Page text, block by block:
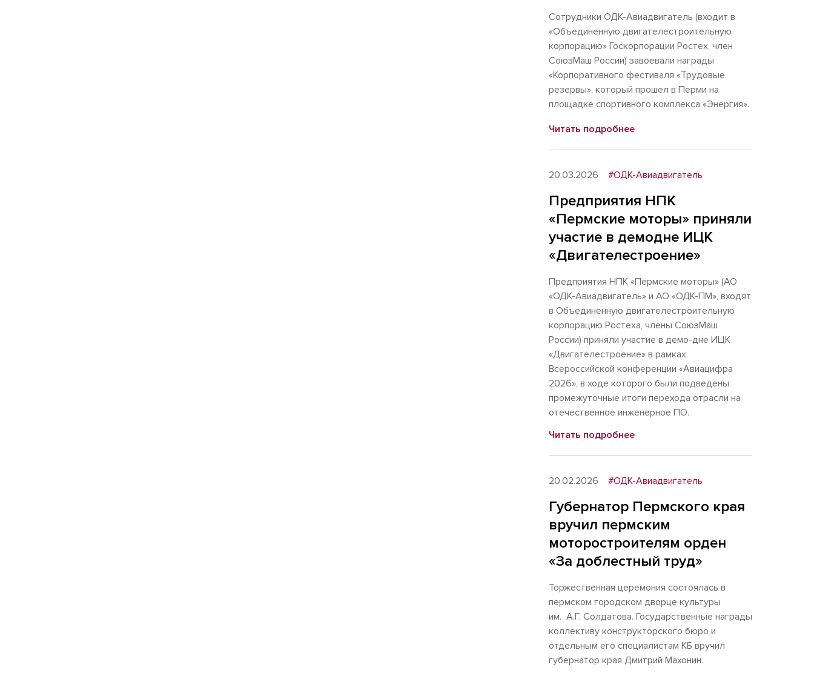
Сотрудники ОДК-Авиадвигатель (входит в
«Объединенную двигателестроительную
корпорацию» Госкорпорации Ростех, член
СоюзМаш России) завоевали награды
«Корпоративного фестиваля «Трудовые
резервы», который прошел в Перми на
площадке спортивного комплекса «Энергия».
Читать подробнее
20.03.2026 #ОДК-Авиадвигатель
Предприятия НПК
«Пермские моторы» приняли
участие в демодне ИЦК
«Двигателестроение»
Предприятия НПК «Пермские моторы» (АО
«ОДК-Авиадвигатель» и АО «ОДК-ПМ», входят
в Объединенную двигателестроительную
корпорацию Ростеха, члены СоюзМаш
России) приняли участие в демо-дне ИЦК
«Двигателестроение» в рамках
Всероссийской конференции «Авиацифра
2026», в ходе которого были подведены
промежуточные итоги перехода отрасли на
отечественное инженерное ПО.
Читать подробнее
20.02.2026 #ОДК-Авиадвигатель
Губернатор Пермского края
вручил пермским
моторостроителям орден
«За доблестный труд»
Торжественная церемония состоялась в
пермском городском дворце культуры
им. А.Г. Солдатова. Государственные награды
коллективу конструкторского бюро и
отдельным его специалистам КБ вручил
губернатор края Дмитрий Махонин.